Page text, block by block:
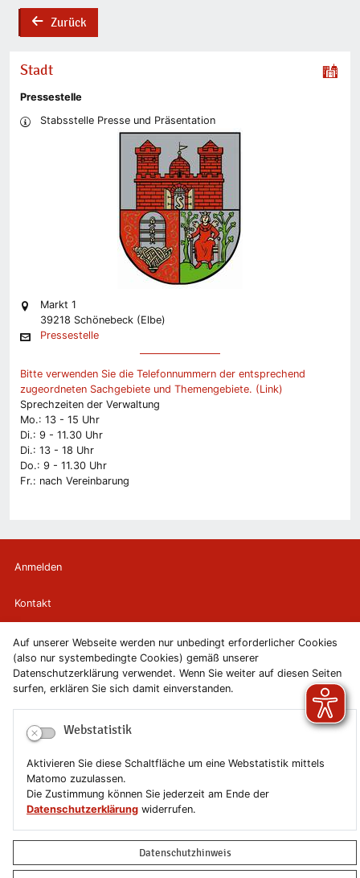
Auf unserer Webseite werden nur unbedingt erforderlicher Cookies
(also nur systembedingte Cookies) gemäß unserer
Datenschutzerklärung verwendet. Wenn Sie weiter auf diesen Seiten
surfen, erklären Sie sich damit einverstanden.
Webstatistik
Aktivieren Sie diese Schaltfläche um eine Webstatistik mittels
Matomo zuzulassen.
Die Zustimmung können Sie jederzeit am Ende der
Datenschutzerklärung widerrufen.
Datenschutzhinweis
backZurück
Stadt
Pressestelle
Stabsstelle Presse und Präsentation
Markt 1
39218 Schönebeck (Elbe)
Pressestelle
Bitte verwenden Sie die Telefonnummern der entsprechend
zugeordneten Sachgebiete und Themengebiete. (Link)
Sprechzeiten der Verwaltung
Mo.: 13 - 15 Uhr
Di.: 9 - 11.30 Uhr
Di.: 13 - 18 Uhr
Do.: 9 - 11.30 Uhr
Fr.: nach Vereinbarung
Anmelden
Kontakt
Newsletter
Newsletterabmeldung
Impressum
Datenschutzerklärung
Erklärung zur Barrierefreiheit
Leichte Sprache